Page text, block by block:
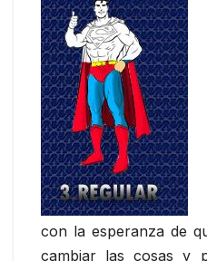
con la esperanza de
cambiar las cosas y